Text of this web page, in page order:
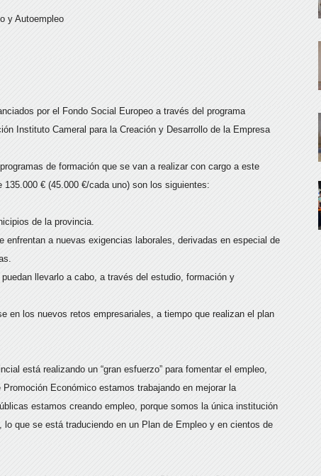
y Autoempleo
por el Fondo Social Europeo a través del programa
Instituto Cameral para la Creación y Desarrollo de la Empresa
de formación que se van a realizar con cargo a este
€ (45.000 €/cada uno) son los siguientes:
de la provincia.
a nuevas exigencias laborales, derivadas en especial de
llevarlo a cabo, a través del estudio, formación y
en los nuevos retos empresariales, a tiempo que realizan el plan
está realizando un “gran esfuerzo” para fomentar el empleo,
Económico estamos trabajando en mejorar la
estamos creando empleo, porque somos la única institución
que se está traduciendo en un Plan de Empleo y en cientos de